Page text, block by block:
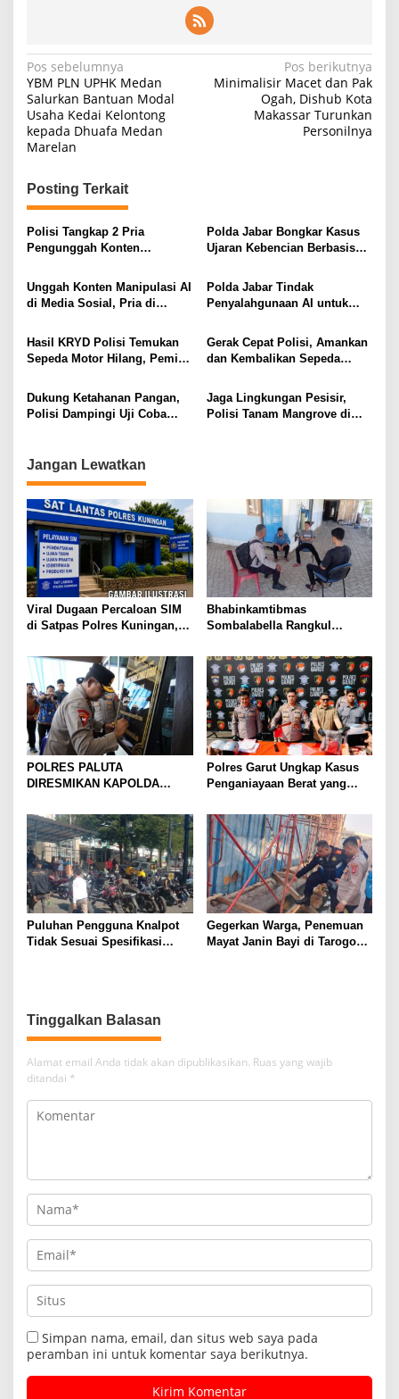
Navigasi
pos
Pos sebelumnya
YBM PLN UPHK Medan
Salurkan Bantuan Modal
Usaha Kedai Kelontong
kepada Dhuafa Medan
Marelan
Pos berikutnya
Minimalisir Macet dan Pak
Ogah, Dishub Kota
Makassar Turunkan
Personilnya
Posting Terkait
Polisi Tangkap 2 Pria
Pengunggah Konten
Palsu Soal Pemerintah di
Threads
Polda Jabar Bongkar Kasus
Ujaran Kebencian Berbasis
dan Finansial
Unggah Konten Manipulasi AI
di Media Sosial, Pria di
Penjara
Polda Jabar Tindak
Penyalahgunaan AI untuk
Gandeng 4 Ahli
Hasil KRYD Polisi Temukan
Sepeda Motor Hilang, Pemilik
Terima Kasih kepada Polri
Gerak Cepat Polisi, Amankan
dan Kembalikan Sepeda
Sempat Hilang
Dukung Ketahanan Pangan,
Polisi Dampingi Uji Coba
Jaga Lingkungan Pesisir,
Polisi Tanam Mangrove di
Jangan Lewatkan
Viral Dugaan Percaloan SIM
di Satpas Polres Kuningan,
dan Penguatan Pengawasan
Bhabinkamtibmas
Sombalabella Rangkul
Kamtibmas dan Semarakkan
HUT Ke-81 RI
POLRES PALUTA
DIRESMIKAN KAPOLDA
GUNUNGTUA
Polres Garut Ungkap Kasus
Penganiayaan Berat yang
Meninggal Dunia
Puluhan Pengguna Knalpot
Tidak Sesuai Spesifikasi
Gegerkan Warga, Penemuan
Mayat Janin Bayi di Tarogong
Tinggalkan Balasan
Alamat email Anda tidak akan dipublikasikan. Ruas yang wajib
ditandai *
Simpan nama, email, dan situs web saya pada
peramban ini untuk komentar saya berikutnya.